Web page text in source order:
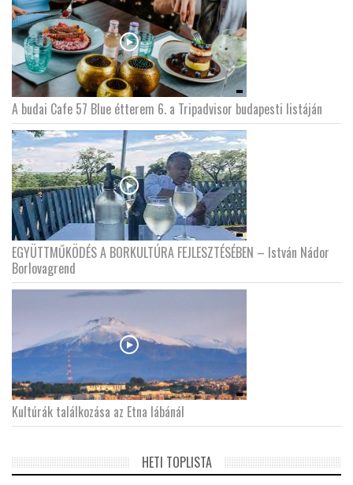
A budai Cafe 57 Blue étterem 6. a Tripadvisor budapesti listáján
EGYÜTTMŰKÖDÉS A BORKULTÚRA FEJLESZTÉSÉBEN – István Nádor
Borlovagrend
Kultúrák találkozása az Etna lábánál
HETI TOPLISTA